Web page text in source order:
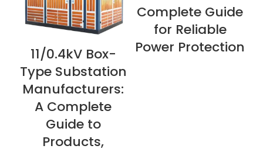
NÄYTÄ NYT
11/0.4kV Box-
Type Substation
Manufacturers:
A Complete
Guide to
Products,
Complete Guide
for Reliable
Power Protection